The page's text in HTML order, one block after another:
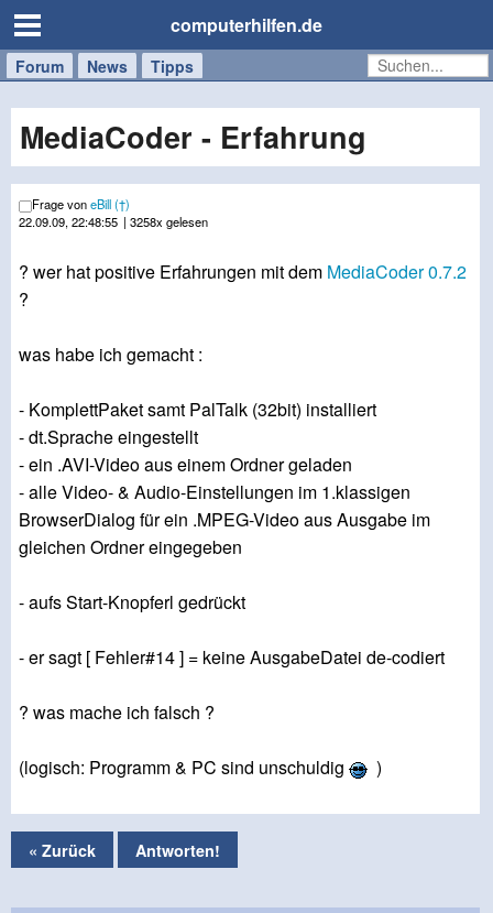
computerhilfen.de
Forum News Tipps
Handy
Tablet
Windows
Mac
MediaCoder - Erfahrung
Frage voneBill (†)
22.09.09, 22:48:55 | 3258x gelesen
? wer hat positive Erfahrungen mit dem MediaCoder 0.7.2
?
was habe ich gemacht :
- KomplettPaket samt PalTalk (32bit) installiert
- dt.Sprache eingestellt
- ein .AVI-Video aus einem Ordner geladen
- alle Video- & Audio-Einstellungen im 1.klassigen
BrowserDialog für ein .MPEG-Video aus Ausgabe im
gleichen Ordner eingegeben
- aufs Start-Knopferl gedrückt
- er sagt [ Fehler#14 ] = keine AusgabeDatei de-codiert
? was mache ich falsch ?
(logisch: Programm & PC sind unschuldig )
« Zurück Antworten!